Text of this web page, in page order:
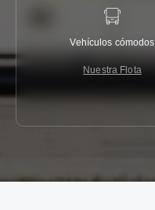
Vehículos cómodos
Nuestra Flota